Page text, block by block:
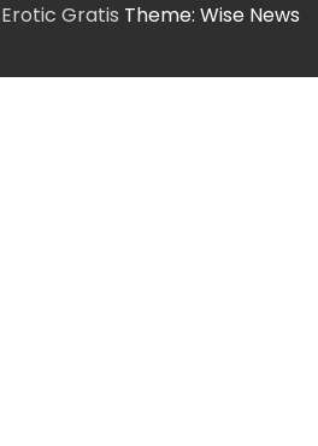
Gratis Theme: Wise News